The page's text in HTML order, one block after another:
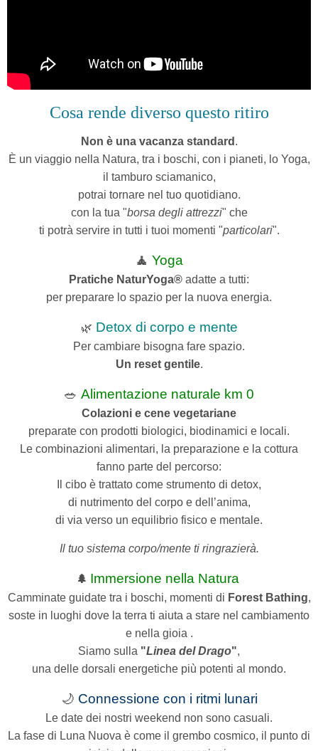
Cosa rende diverso questo ritiro
Non è una vacanza standard .
È un viaggio nella Natura, tra i boschi, con i pianeti, lo Yoga,
il tamburo sciamanico,
potrai tornare nel tuo quotidiano.
con la tua "borsa degli attrezzi" che
ti potrà servire in tutti i tuoi momenti "particolari".
🧘 Yoga
Pratiche NaturYoga® adatte a tutti:
per preparare lo spazio per la nuova energia.
🌿 Detox di corpo e mente
Per cambiare bisogna fare spazio.
Un reset gentile.
🥗 Alimentazione naturale km 0
Colazioni e cene vegetariane
preparate con prodotti biologici, biodinamici e locali.
Le combinazioni alimentari, la preparazione e la cottura
fanno parte del percorso:
Il cibo è trattato come strumento di detox,
di nutrimento del corpo e dell’anima,
di via verso un equilibrio fisico e mentale.
Il tuo sistema corpo/mente ti ringrazierà.
🌲 Immersione nella Natura
Camminate guidate tra i boschi, momenti di Forest Bathing,
soste in luoghi dove la terra ti aiuta a stare nel cambiamento
e nella gioia .
Siamo sulla "Linea del Drago",
una delle dorsali energetiche più potenti al mondo.
🌙 Connessione con i ritmi lunari
Le date dei nostri weekend non sono casuali.
La fase di Luna Nuova è come il grembo cosmico, il punto di